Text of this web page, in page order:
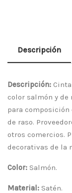
Descripción
Descripción:
color salmón y de
para composición
de raso.
otros comercios.
decorativas de la
Color: Salmón.
Material: Satén.